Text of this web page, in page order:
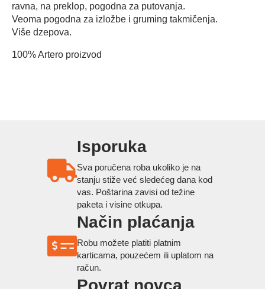
ravna, na preklop, pogodna za putovanja.
Veoma pogodna za izložbe i gruming takmičenja.
Više dzepova.
100% Artero proizvod
Isporuka
Sva poručena roba ukoliko je na
stanju stiže već sledećeg dana kod
vas. Poštarina zavisi od težine
paketa i visine otkupa.
Način plaćanja
Robu možete platiti platnim
karticama, pouzećem ili uplatom na
račun.
Povrat novca